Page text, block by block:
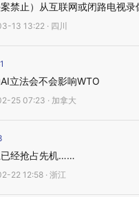
案禁止）从互联网或闭路电视
13 13:22 · 四川
立法会不会影响WTO
25 07:23 · 加拿大
已经抢占先机……
22 12:58 · 浙江